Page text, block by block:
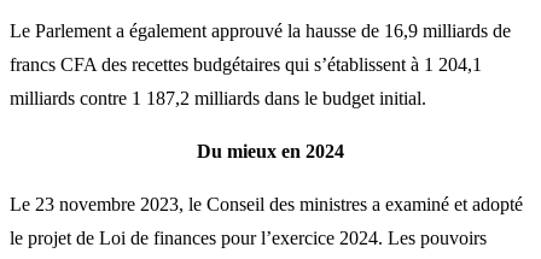
Le Parlement a également approuvé la hausse de 16,9 milliards de
francs CFA des recettes budgétaires qui s’établissent à 1 204,1
milliards contre 1 187,2 milliards dans le budget initial.
Du mieux en 2024
Le 23 novembre 2023, le Conseil des ministres a examiné et adopté
le projet de Loi de finances pour l’exercice 2024. Les pouvoirs